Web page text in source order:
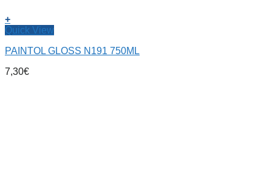
+
Quick View
PAINTOL GLOSS N191 750ML
7,30€